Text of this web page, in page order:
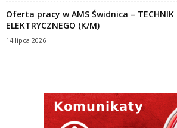
Oferta pracy w AMS Świdnica – TECHNIK
ELEKTRYCZNEGO (K/M)
14 lipca 2026